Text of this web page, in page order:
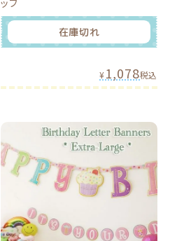
ッフ
在庫切れ
¥1,078税込